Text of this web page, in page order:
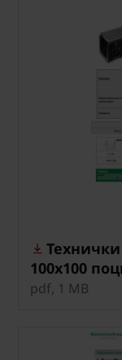
Технички
100x100
решетка
pdf, 1 MB